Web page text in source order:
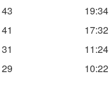
43
19:34
41
17:32
31
11:24
29
10:22